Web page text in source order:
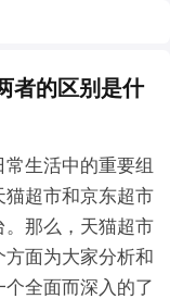
者的区别是什
生活中的重要组
猫超市和京东超市
那么，天猫超市
面为大家分析和
全面而深入的了